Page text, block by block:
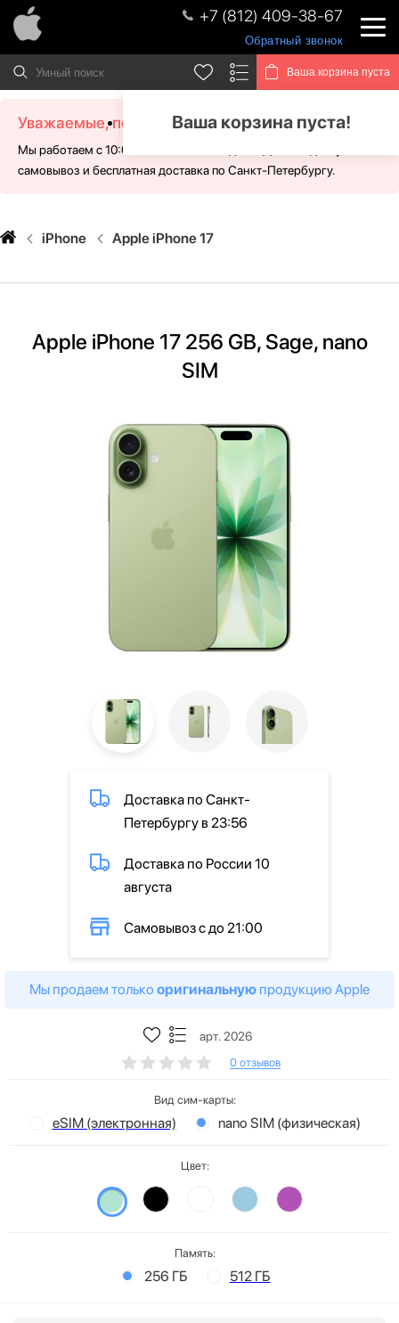
+7 (812) 409-38-67
Обратный звонок
Ваша корзина пуста
Ваша корзина пуста!
Уважаемые, посетители!
Мы работаем с 10:00 - 21:00 без выходных. Для Вас доступен
самовывоз и бесплатная доставка по Санкт-Петербургу.
iPhone Apple iPhone 17
Apple iPhone 17 256 GB, Sage, nano
SIM
Доставка по Санкт-
Петербургу в 23:56
Доставка по России 10
августа
Самовывоз с до 21:00
Мы продаем только оригинальную продукцию Apple
арт. 2026
0 отзывов
Вид сим-карты:
eSIM (электронная) nano SIM (физическая)
Цвет:
Память:
256 ГБ 512 ГБ